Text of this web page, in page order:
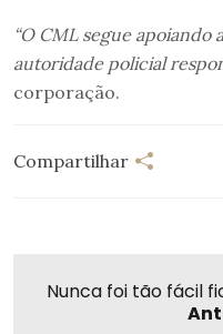
“O CML segue
autoridade policial
corporação.
Compartilhar
Nunca foi tão fácil